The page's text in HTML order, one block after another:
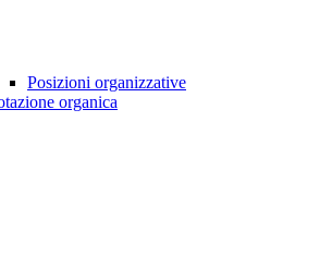
Posizioni organizzative
organica